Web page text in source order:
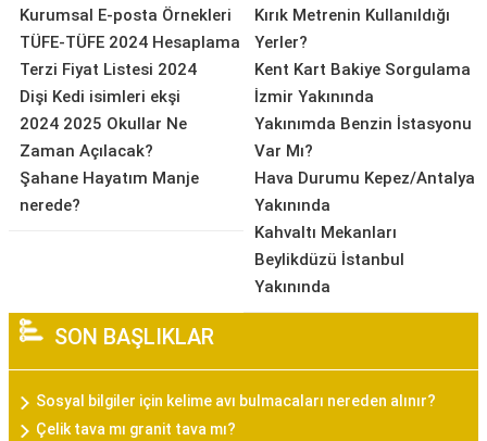
Kurumsal E-posta Örnekleri
TÜFE-TÜFE 2024 Hesaplama
Terzi Fiyat Listesi 2024
Dişi Kedi isimleri ekşi
2024 2025 Okullar Ne
Zaman Açılacak?
Şahane Hayatım Manje
nerede?
Kırık Metrenin Kullanıldığı
Yerler?
Kent Kart Bakiye Sorgulama
İzmir Yakınında
Yakınımda Benzin İstasyonu
Var Mı?
Hava Durumu Kepez/Antalya
Yakınında
Kahvaltı Mekanları
Beylikdüzü İstanbul
Yakınında
SON BAŞLIKLAR
Sosyal bilgiler için kelime avı bulmacaları nereden alınır?
Çelik tava mı granit tava mı?